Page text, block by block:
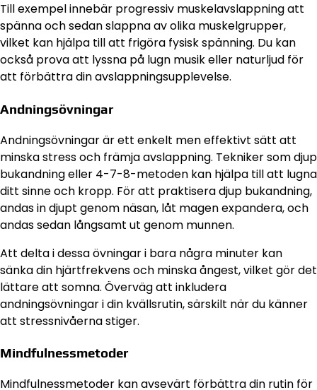
Till exempel innebär progressiv muskelavslappning att
spänna och sedan slappna av olika muskelgrupper,
vilket kan hjälpa till att frigöra fysisk spänning. Du kan
också prova att lyssna på lugn musik eller naturljud för
att förbättra din avslappningsupplevelse.
Andningsövningar
Andningsövningar är ett enkelt men effektivt sätt att
minska stress och främja avslappning. Tekniker som djup
bukandning eller 4-7-8-metoden kan hjälpa till att lugna
ditt sinne och kropp. För att praktisera djup bukandning,
andas in djupt genom näsan, låt magen expandera, och
andas sedan långsamt ut genom munnen.
Att delta i dessa övningar i bara några minuter kan
sänka din hjärtfrekvens och minska ångest, vilket gör det
lättare att somna. Överväg att inkludera
andningsövningar i din kvällsrutin, särskilt när du känner
att stressnivåerna stiger.
Mindfulnessmetoder
Mindfulnessmetoder kan avsevärt förbättra din rutin för